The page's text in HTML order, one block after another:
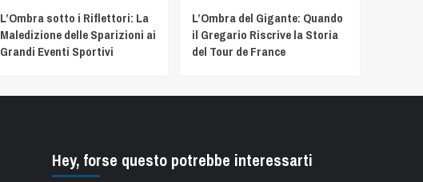
L’Ombra sotto i Riflettori: La
Maledizione delle Sparizioni ai
Grandi Eventi Sportivi
L’Ombra del Gigante: Quando
il Gregario Riscrive la Storia
del Tour de France
Hey, forse questo potrebbe interessarti